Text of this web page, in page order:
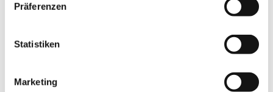
Präferenzen
Statistiken
Marketing